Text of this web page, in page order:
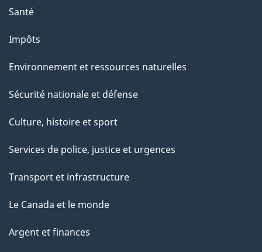
Santé
Impôts
Environnement et ressources naturelles
Sécurité nationale et défense
Culture, histoire et sport
Services de police, justice et urgences
Transport et infrastructure
Le Canada et le monde
Argent et finances